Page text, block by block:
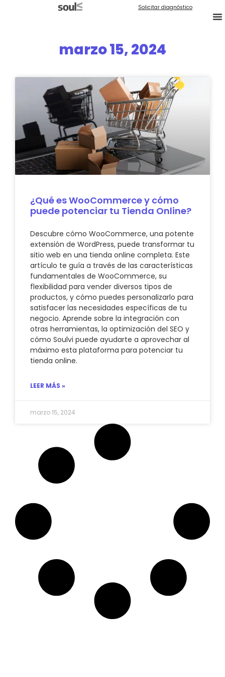
Solicitar diagnóstico
marzo 15, 2024
¿Qué es WooCommerce y cómo
puede potenciar tu Tienda Online?
Descubre cómo WooCommerce, una potente
extensión de WordPress, puede transformar tu
sitio web en una tienda online completa. Este
artículo te guía a través de las características
fundamentales de WooCommerce, su
flexibilidad para vender diversos tipos de
productos, y cómo puedes personalizarlo para
satisfacer las necesidades específicas de tu
negocio. Aprende sobre la integración con
otras herramientas, la optimización del SEO y
cómo Soulvi puede ayudarte a aprovechar al
máximo esta plataforma para potenciar tu
tienda online.
LEER MÁS »
marzo 15, 2024